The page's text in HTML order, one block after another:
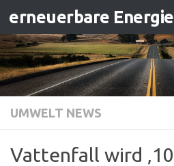
Zum Inhalt springen
UMWELT NEWS
Vattenfall wird